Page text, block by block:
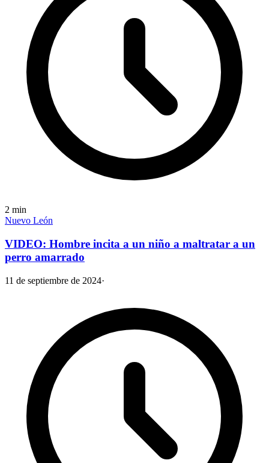
2 min
Nuevo León
VIDEO: Hombre incita a un niño a maltratar a un
perro amarrado
11 de septiembre de 2024·